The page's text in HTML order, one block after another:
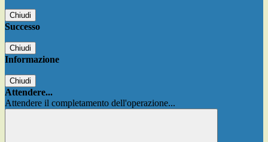
Chiudi
Successo
Chiudi
Informazione
Chiudi
Attendere...
Attendere il completamento dell'operazione...